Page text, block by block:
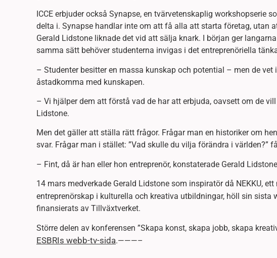
ICCE erbjuder också Synapse, en tvärvetenskaplig workshopserie
delta i. Synapse handlar inte om att få alla att starta företag, utan
Gerald Lidstone liknade det vid att sälja knark. I början ger
samma sätt behöver studenterna invigas i det entreprenöriella
– Studenter besitter en massa kunskap och potential – men de
åstadkomma med kunskapen.
– Vi hjälper dem att förstå vad de har att erbjuda, oavsett om de
Lidstone.
Men det gäller att ställa rätt frågor. Frågar man en historiker om
svar. Frågar man i stället: ”Vad skulle du vilja förändra i världen?”
– Fint, då är han eller hon entreprenör, konstaterade Gerald
14 mars medverkade Gerald Lidstone som inspiratör då NEKKU,
entreprenörskap i kulturella och kreativa utbildningar, höll sin sista
finansierats av Tillväxtverket.
Större delen av konferensen ”Skapa konst, skapa jobb, skapa
ESBRIs webb-tv-sida.———–